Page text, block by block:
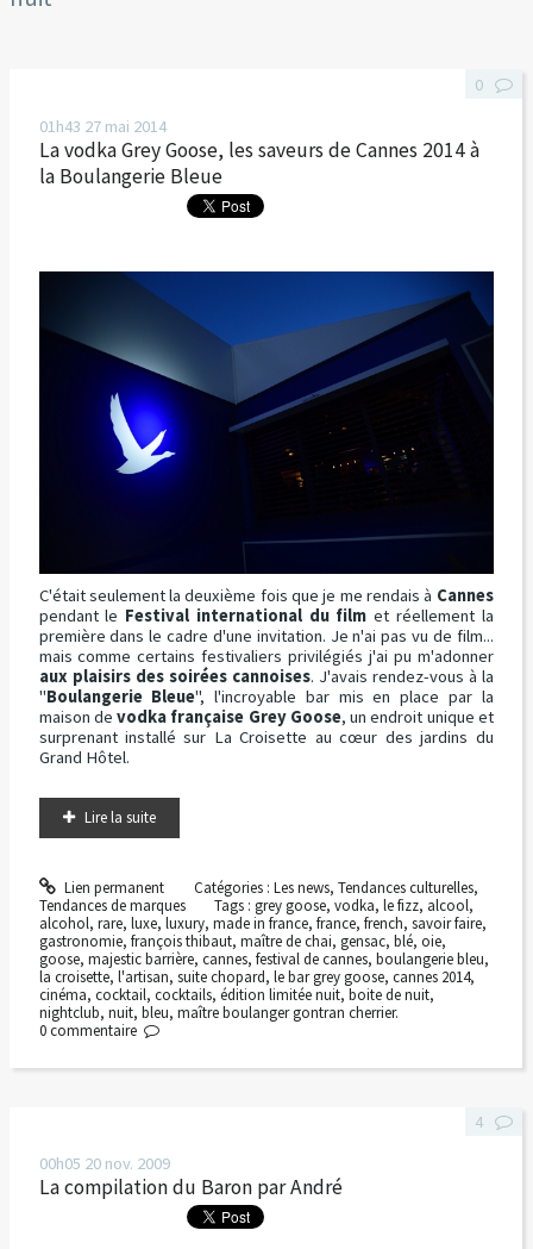
01h43 27 mai 2014
La vodka Grey Goose, les saveurs de Cannes 2014 à
la Boulangerie Bleue
C'était seulement la deuxième fois que je me rendais à Cannes
pendant le Festival international du film et réellement la
première dans le cadre d'une invitation. Je n'ai pas vu de film...
mais comme certains festivaliers privilégiés j'ai pu m'adonner
aux plaisirs des soirées cannoises. J'avais rendez-vous à la
"Boulangerie Bleue", l'incroyable bar mis en place par la
maison de vodka française Grey Goose, un endroit unique et
surprenant installé sur La Croisette au cœur des jardins du
Grand Hôtel.
Lire la suite
Lien permanent Catégories : Les news, Tendances culturelles,
Tendances de marques
Tags :grey goose,vodka,le fizz, alcool,
alcohol, rare, luxe, luxury, made in france, france, french, savoir faire,
gastronomie, françois thibaut, maître de chai, gensac, blé, oie,
goose, majestic barrière, cannes, festival de cannes, boulangerie bleu,
la croisette, l'artisan, suite chopard, le bar grey goose, cannes 2014,
cinéma, cocktail, cocktails, édition limitée nuit, boite de nuit,
nightclub, nuit, bleu, maître boulanger gontran cherrier.
0
0 commentaire
00h05 20 nov. 2009
La compilation du Baron par André
4